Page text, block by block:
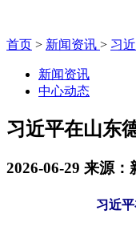
首页 > 新闻资讯 > 习
新闻资讯
中心动态
习近平在山东
2026-06-29 来源：
习近